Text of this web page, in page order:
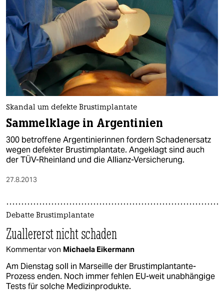
Skandal um defekte Brustimplantate
Sammelklage in Argentinien
300 betroffene Argentinierinnen fordern Schadenersatz
wegen defekter Brustimplantate. Angeklagt sind auch
der TÜV-Rheinland und die Allianz-Versicherung.
27.8.2013
Debatte Brustimplantate
Zuallererst nicht schaden
Kommentar von Michaela Eikermann
Am Dienstag soll in Marseille der Brustimplantante-
Prozess enden. Noch immer fehlen EU-weit unabhängige
Tests für solche Medizinprodukte.